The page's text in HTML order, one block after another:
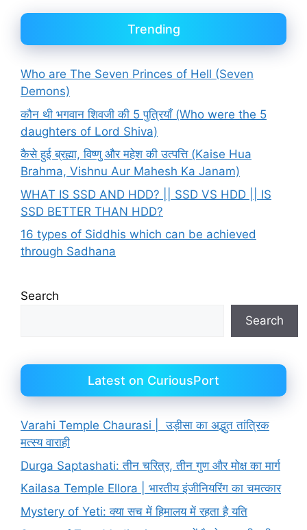
Trending
Who are The Seven Princes of Hell (Seven
Demons)
कौन थी भगवान शिवजी की 5 पुत्रियाँ (Who were the 5
daughters of Lord Shiva)
कैसे हुई ब्रह्मा, विष्णु और महेश की उत्पत्ति (Kaise Hua
Brahma, Vishnu Aur Mahesh Ka Janam)
WHAT IS SSD AND HDD? || SSD VS HDD || IS
SSD BETTER THAN HDD?
16 types of Siddhis which can be achieved
through Sadhana
Search
Search
Latest on CuriousPort
Varahi Temple Chaurasi | उड़ीसा का अद्भुत तांत्रिक
मत्स्य वाराही
Durga Saptashati: तीन चरित्र, तीन गुण और मोक्ष का मार्ग
Kailasa Temple Ellora | भारतीय इंजीनियरिंग का चमत्कार
Mystery of Yeti: क्या सच में हिमालय में रहता है यति